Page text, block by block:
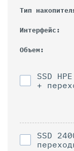
Тип
Интерфейс
Объем
SSD
+
SSD